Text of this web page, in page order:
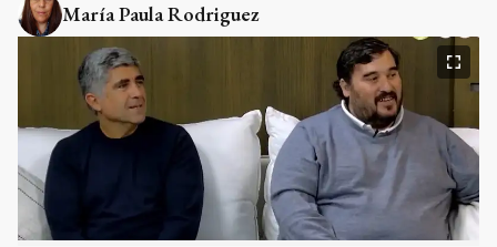
María Paula Rodriguez